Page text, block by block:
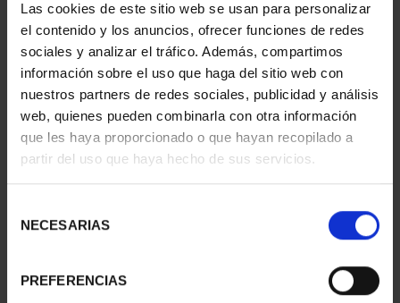
Las cookies de este sitio web se usan para personalizar
el contenido y los anuncios, ofrecer funciones de redes
sociales y analizar el tráfico. Además, compartimos
información sobre el uso que haga del sitio web con
nuestros partners de redes sociales, publicidad y análisis
web, quienes pueden combinarla con otra información
que les haya proporcionado o que hayan recopilado a
partir del uso que haya hecho de sus servicios.
NECESARIAS
PREFERENCIAS
SUSCRIPCIÓN
CAPITALES DE
949,00 €
registrados
SUSCRIPCIÓN
CAPITALES DE
949,00 €
registrados